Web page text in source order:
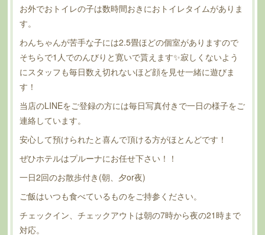
お外でおトイレの子は数時間おきにおトイレタイムがありま
す。
わんちゃんが苦手な子には2.5畳ほどの個室がありますので
そちらで1人でのんびりと寛いで貰えます✨寂しくないよう
にスタッフも毎日数え切れないほど顔を見せ一緒に遊びま
す！
当店のLINEをご登録の方には毎日写真付きで一日の様子をご
連絡しています。
安心して預けられたと喜んで頂ける方がほとんどです！
ぜひホテルはプルーナにお任せ下さい！！
一日2回のお散歩付き(朝、夕or夜)
ご飯はいつも食べているものをご持参ください。
チェックイン、チェックアウトは朝の7時から夜の21時まで
対応。